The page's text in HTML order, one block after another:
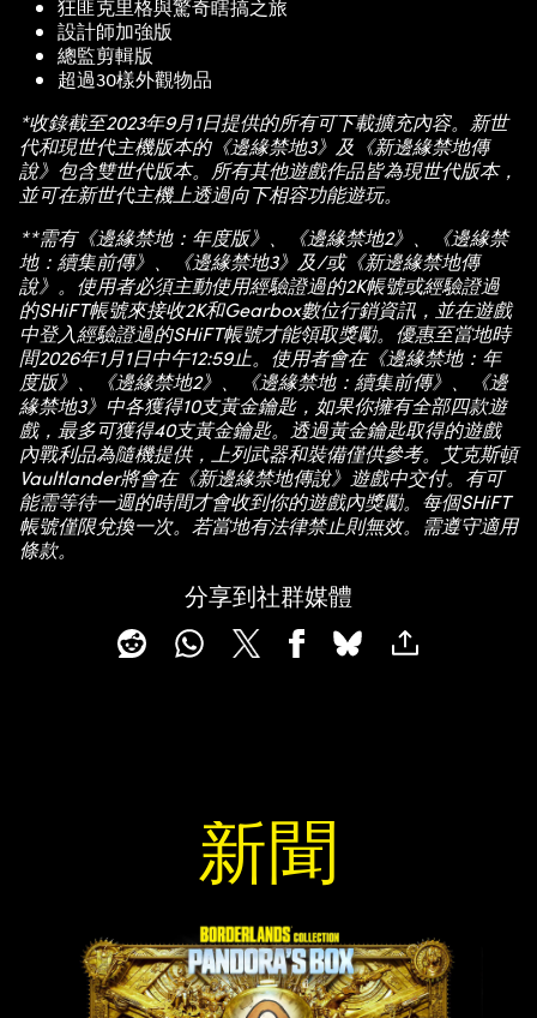
狂匪克里格與驚奇瞎搞之旅
設計師加強版
總監剪輯版
超過30樣外觀物品
*收錄截至2023年9月1日提供的所有可下載擴充內容。新世
代和現世代主機版本的《邊緣禁地3》及《新邊緣禁地傳
說》包含雙世代版本。所有其他遊戲作品皆為現世代版本，
並可在新世代主機上透過向下相容功能遊玩。
**需有《邊緣禁地：年度版》、《邊緣禁地2》、《邊緣禁
地：續集前傳》、《邊緣禁地3》及/或《新邊緣禁地傳
說》。使用者必須主動使用經驗證過的2K帳號或經驗證過
的SHiFT帳號來接收2K和Gearbox數位行銷資訊，並在遊戲
中登入經驗證過的SHiFT帳號才能領取獎勵。優惠至當地時
間2026年1月1日中午12:59止。使用者會在《邊緣禁地：年
度版》、《邊緣禁地2》、《邊緣禁地：續集前傳》、《邊
緣禁地3》中各獲得10支黃金鑰匙，如果你擁有全部四款遊
戲，最多可獲得40支黃金鑰匙。透過黃金鑰匙取得的遊戲
內戰利品為隨機提供，上列武器和裝備僅供參考。艾克斯頓
Vaultlander將會在《新邊緣禁地傳說》遊戲中交付。有可
能需等待一週的時間才會收到你的遊戲內獎勵。每個SHiFT
帳號僅限兌換一次。若當地有法律禁止則無效。需遵守適用
條款。
分享到社群媒體
新聞